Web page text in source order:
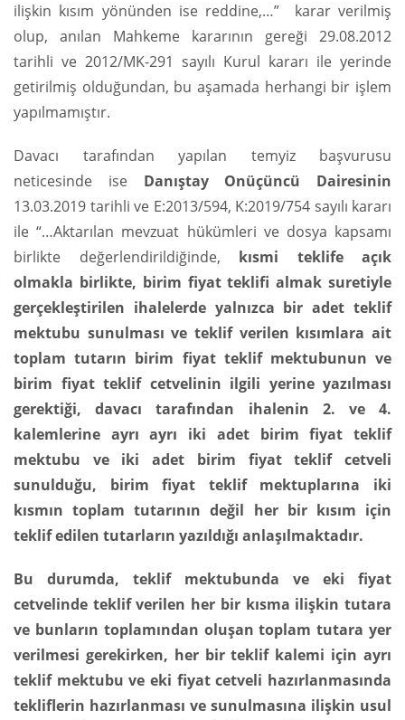
ilişkin kısım yönünden ise reddine,…” karar verilmiş
olup, anılan Mahkeme kararının gereği 29.08.2012
tarihli ve 2012/MK-291 sayılı Kurul kararı ile yerinde
getirilmiş olduğundan, bu aşamada herhangi bir işlem
yapılmamıştır.
Davacı tarafından yapılan temyiz başvurusu
neticesinde ise Danıştay Onüçüncü Dairesinin
13.03.2019 tarihli ve E:2013/594, K:2019/754 sayılı kararı
ile “…Aktarılan mevzuat hükümleri ve dosya kapsamı
birlikte değerlendirildiğinde, kısmi teklife açık
olmakla birlikte, birim fiyat teklifi almak suretiyle
gerçekleştirilen ihalelerde yalnızca bir adet teklif
mektubu sunulması ve teklif verilen kısımlara ait
toplam tutarın birim fiyat teklif mektubunun ve
birim fiyat teklif cetvelinin ilgili yerine yazılması
gerektiği, davacı tarafından ihalenin 2. ve 4.
kalemlerine ayrı ayrı iki adet birim fiyat teklif
mektubu ve iki adet birim fiyat teklif cetveli
sunulduğu, birim fiyat teklif mektuplarına iki
kısmın toplam tutarının değil her bir kısım için
teklif edilen tutarların yazıldığı anlaşılmaktadır.
Bu durumda, teklif mektubunda ve eki fiyat
cetvelinde teklif verilen her bir kısma ilişkin tutara
ve bunların toplamından oluşan toplam tutara yer
verilmesi gerekirken, her bir teklif kalemi için ayrı
teklif mektubu ve eki fiyat cetveli hazırlanmasında
tekliflerin hazırlanması ve sunulmasına ilişkin usul